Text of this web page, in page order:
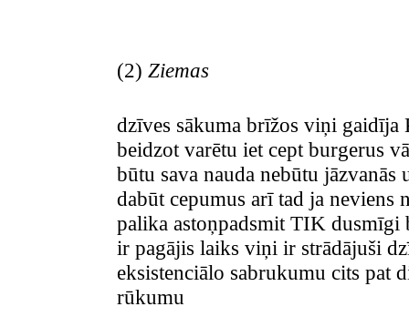
(2) Ziemas
dzīves sākuma brīžos viņi
beidzot varētu iet cept burgerus
būtu sava nauda nebūtu
dabūt cepumus arī tad ja
palika astoņpadsmit TIK
ir pagājis laiks viņi ir strādājuši
eksistenciālo sabrukumu cits pat
rūkumu